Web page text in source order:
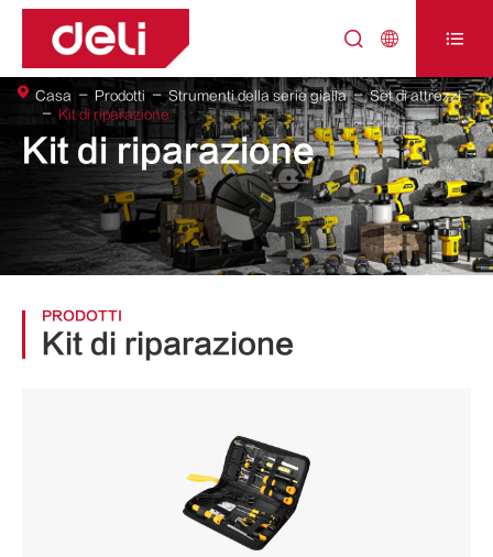
  
Kit di riparazione
Casa Prodotti Strumenti della serie gialla
Set di attrezzi
Kit di riparazione
PRODOTTI
Kit di riparazione